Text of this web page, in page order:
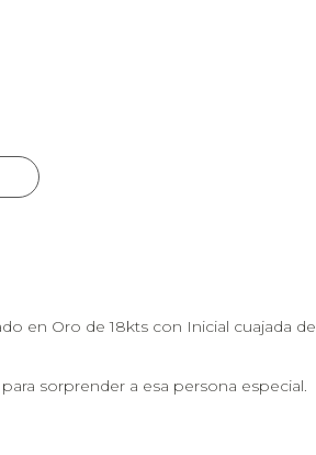
en Oro de 18kts con Inicial cuajada de
sorprender a esa persona especial.